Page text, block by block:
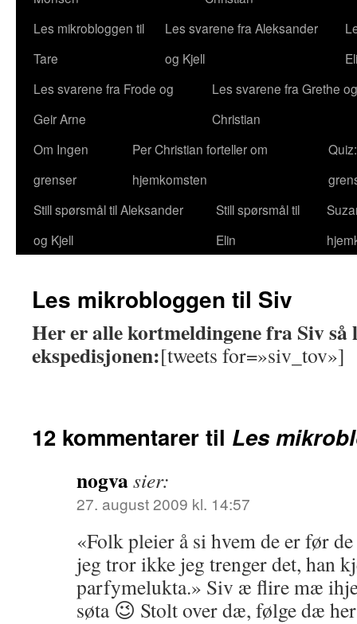
Les mikrobloggen til
Tare
Les svarene fra Aleksander
og Kjell
Les svarene fra Frode og
Geir Arne
Les svarene fra Grethe
Christian
Om Ingen
grenser
Per Christian forteller om
hjemkomsten
Still spørsmål til Aleksander
og Kjell
Still spørsmål til
Elin
Les mikrobloggen til Siv
Her er alle kortmeldingene fra Siv så
ekspedisjonen:[tweets for=»siv_tov»]
12 kommentarer til Les
nogvasier:
27. august 2009 kl. 14:57
«Folk pleier å si hvem de er før
jeg tror ikke jeg trenger det, han
parfymelukta.» Siv æ flire mæ
søta 😉 Stolt over dæ, følge dæ